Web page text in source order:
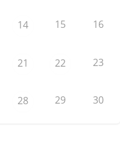
14 15 16
21 22 23
28 29 30